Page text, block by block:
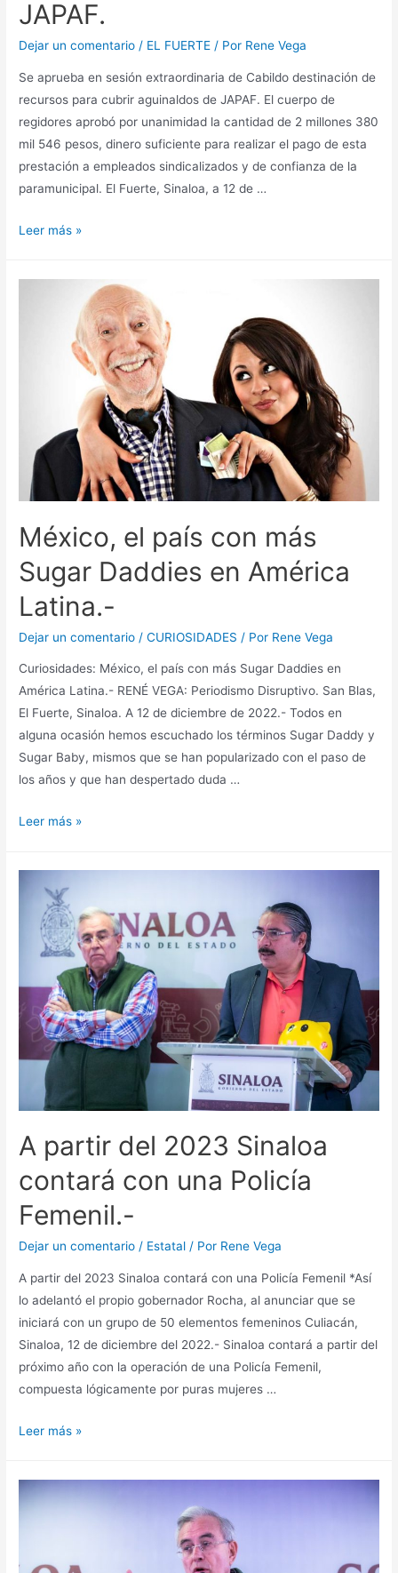
JAPAF.
Dejar un comentario / EL FUERTE / Por Rene Vega
Se aprueba en sesión extraordinaria de Cabildo destinación de
recursos para cubrir aguinaldos de JAPAF. El cuerpo de
regidores aprobó por unanimidad la cantidad de 2 millones 380
mil 546 pesos, dinero suficiente para realizar el pago de esta
prestación a empleados sindicalizados y de confianza de la
paramunicipal. El Fuerte, Sinaloa, a 12 de …
Leer más »
México, el país con más
Sugar Daddies en América
Latina.-
Dejar un comentario /CURIOSIDADES / Por Rene Vega
Curiosidades: México, el país con más Sugar Daddies en
América Latina.- RENÉ VEGA: Periodismo Disruptivo. San Blas,
El Fuerte, Sinaloa. A 12 de diciembre de 2022.- Todos en
alguna ocasión hemos escuchado los términos Sugar Daddy y
Sugar Baby, mismos que se han popularizado con el paso de
los años y que han despertado duda …
Leer más »
A partir del 2023 Sinaloa
contará con una Policía
Femenil.-
Dejar un comentario / Estatal / Por Rene Vega
A partir del 2023 Sinaloa contará con una Policía Femenil *Así
lo adelantó el propio gobernador Rocha, al anunciar que se
iniciará con un grupo de 50 elementos femeninos Culiacán,
Sinaloa, 12 de diciembre del 2022.- Sinaloa contará a partir del
próximo año con la operación de una Policía Femenil,
compuesta lógicamente por puras mujeres …
Leer más »